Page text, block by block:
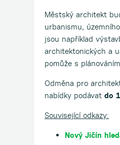
Městský architekt
urbanismu,
jsou například
architektonických a
pomůže s
Odměna pro
nabídky podávat do
Související odkazy:
Nový Jičín